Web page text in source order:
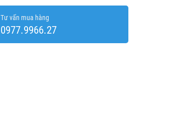
Tư vấn mua hàng
0977.9966.27